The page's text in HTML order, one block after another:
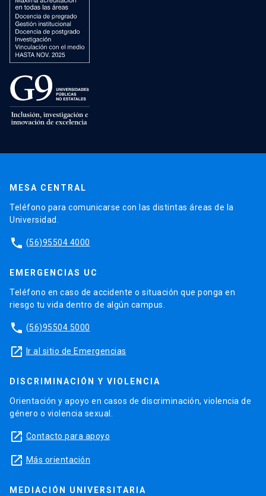
MESA CENTRAL
Teléfono para comunicarse con las distintas áreas de la
Universidad.
phone (56)95504 4000
EMERGENCIAS UC
Teléfono en caso de accidente o situación que ponga en
riesgo tu vida dentro de algún campus.
phone (56)95504 5000
launch Ir al sitio de Emergencias
DISCRIMINACIÓN Y VIOLENCIA
Orientación y apoyo en casos de discriminación, violencia de
género o violencia sexual.
launch Contacto para apoyo
launch Más orientación
MEDIACIÓN UNIVERSITARIA